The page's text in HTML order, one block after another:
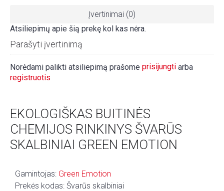
Įvertinimai (0)
Atsiliepimų apie šią prekę kol kas nėra.
Parašyti įvertinimą
Norėdami palikti atsiliepimą prašome prisijungti arba
registruotis
EKOLOGIŠKAS BUITINĖS
CHEMIJOS RINKINYS ŠVARŪS
SKALBINIAI GREEN EMOTION
Gamintojas: Green Emotion
Prekės kodas: Švarūs skalbiniai